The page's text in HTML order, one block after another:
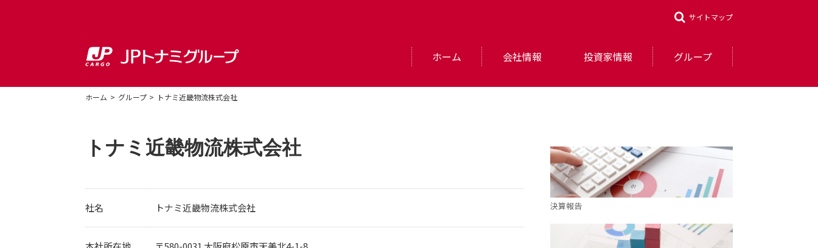
サイトマップ
ホーム 会社情報 投資家情報 グループ
ホーム グループ トナミ近畿物流株式会社
トナミ近畿物流株式会社
社名 トナミ近畿物流株式会社 決算報告